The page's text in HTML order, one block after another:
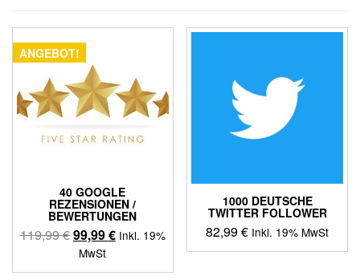
ANGEBOT!
40 GOOGLE
REZENSIONEN /
BEWERTUNGEN
119,99€Ursprünglicher
Preis
war:
99,99€Aktueller
ist:
Inkl. 19%
MwSt
1000 DEUTSCHE
TWITTER FOLLOWER
82,99€ Inkl. 19% MwSt